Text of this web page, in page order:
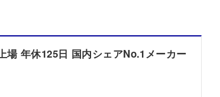
場 年休125日 国内シェアNo.1メーカー